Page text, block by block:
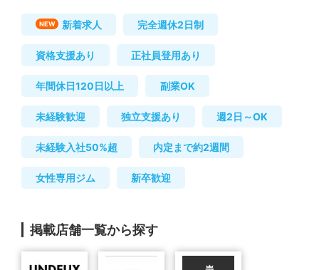
NEW 新着求人 完全週休2日制
資格支援あり 正社員登用あり
年間休日120日以上 副業OK
未経験歓迎 独立支援あり 週2日～OK
未経験入社50%超 内定まで約2週間
女性専用ジム 新卒歓迎
掲載店舗一覧から探す